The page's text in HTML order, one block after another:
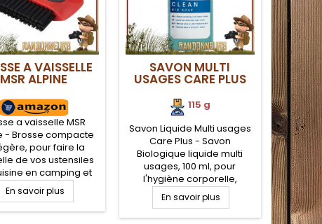
A VAISSELLE
MSR ALPINE
a vaisselle MSR
- Brosse compacte
pour faire la
de vos ustensiles
en camping et
légère. Brosse
vaisselle Alpine de
est une brosse à
En savoir plus
SAVON MULTI
USAGES CARE PLUS
115 g
Savon Liquide Multi usages
Care Plus - Savon
Biologique liquide multi
usages, 100 ml, pour
l'hygiène corporelle,
l'hygiène du campement, la
lessive, la vaisselle, en eau
douce, comme en eau
En savoir plus